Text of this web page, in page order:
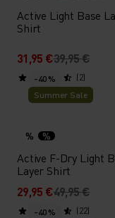
Active Light Base
Shirt
31,95 €39,95 €
(2)
-40 %
Summer Sale
% %
Active F-Dry Light
Layer Shirt
29,95 €49,95 €
(22)
-40 %